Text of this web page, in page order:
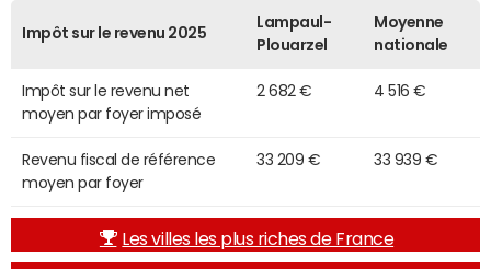
Impôt sur le revenu 2025
Lampaul-
Plouarzel
Moyenne
nationale
Impôt sur le revenu net
moyen par foyer imposé
2 682 € 4 516 €
Revenu fiscal de référence
moyen par foyer
33 209 € 33 939 €
Les villes les plus riches de France